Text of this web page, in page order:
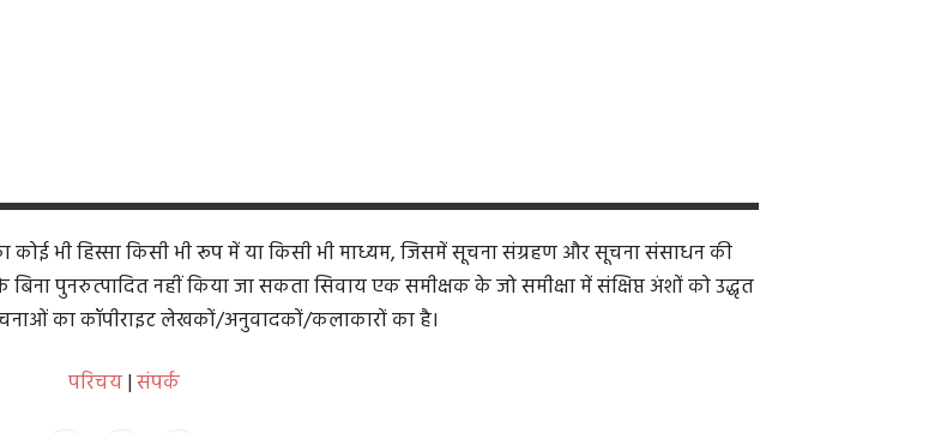
कोई भी हिस्सा किसी भी रूप में या किसी भी माध्यम, जिसमें सूचना संग्रहण और सूचना संसाधन की
बिना पुनरुत्पादित नहीं किया जा सकता सिवाय एक समीक्षक के जो समीक्षा में संक्षिप्त अंशों को उद्धृत
का कॉपीराइट लेखकों/अनुवादकों/कलाकारों का है।
परिचय|संपर्क